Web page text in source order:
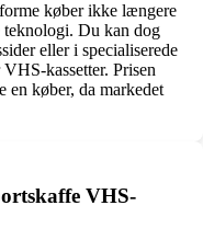
køber ikke længere
Du kan dog
eller i specialiserede
kassetter. Prisen
en køber, da markedet
VHS-